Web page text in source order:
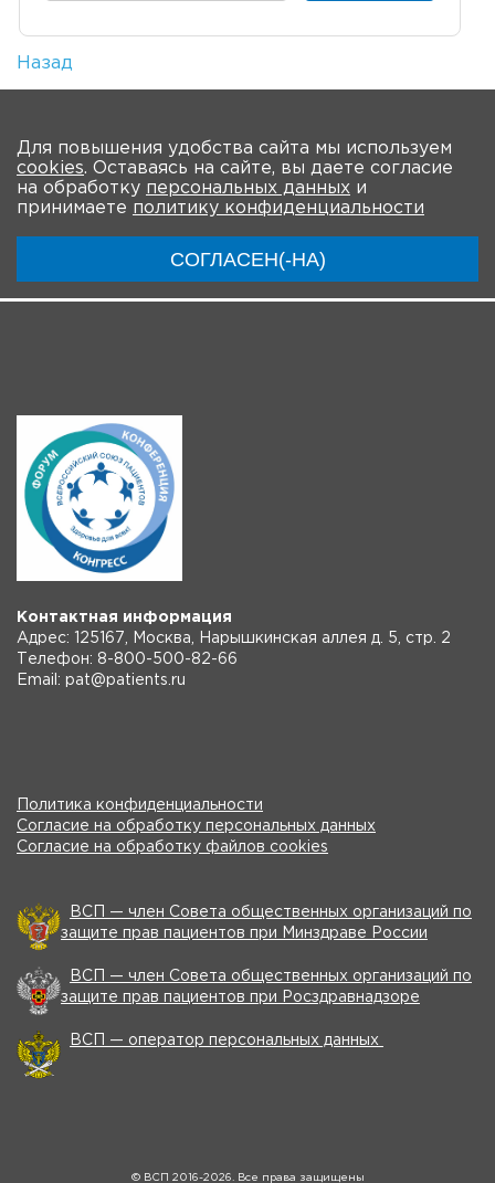
Назад
Для повышения удобства сайта мы используем
cookies. Оставаясь на сайте, вы даете согласие
на обработку персональных данных и
принимаете политику конфиденциальности
СОГЛАСЕН(-НА)
О Форуме Участники Программа
Трансляции
Контактная информация
Адрес: 125167, Москва, Нарышкинская аллея д. 5, стр. 2
Телефон: 8-800-500-82-66
Email: pat@patients.ru
Политика конфиденциальности
Согласие на обработку персональных данных
Согласие на обработку файлов cookies
ВСП — член Совета общественных организаций по
защите прав пациентов при Минздраве России
ВСП — член Совета общественных организаций по
защите прав пациентов при Росздравнадзоре
ВСП — оператор персональных данных
© ВСП 2016-2026. Все права защищены